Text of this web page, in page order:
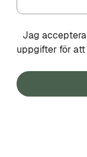
Jag
uppgifter för